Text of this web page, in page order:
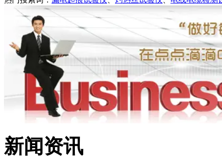
新闻资讯